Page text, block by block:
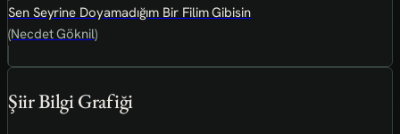
Sen Seyrine Doyamadığım Bir Filim Gibisin
(Necdet Göknil)
Şiir Bilgi Grafiği